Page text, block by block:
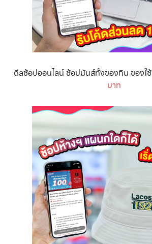
ดีลช้อปออนไลน์ ช้อปมันส์ทั้งของกิน ของใช้
บาท